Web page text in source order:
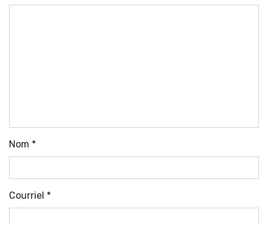
Nom *
Courriel *